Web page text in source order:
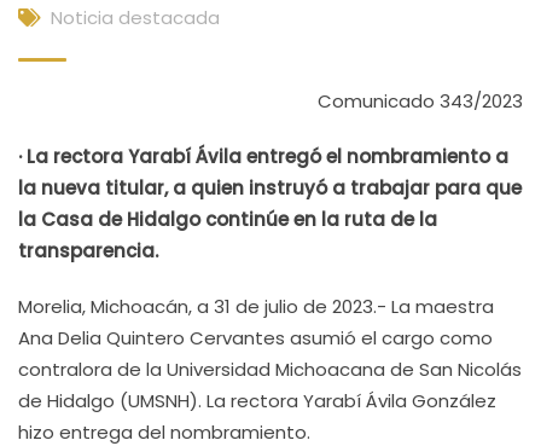
Noticia destacada
Comunicado 343/2023
· La rectora Yarabí Ávila entregó el nombramiento a
la nueva titular, a quien instruyó a trabajar para que
la Casa de Hidalgo continúe en la ruta de la
transparencia.
Morelia, Michoacán, a 31 de julio de 2023.- La maestra
Ana Delia Quintero Cervantes asumió el cargo como
contralora de la Universidad Michoacana de San Nicolás
de Hidalgo (UMSNH). La rectora Yarabí Ávila González
hizo entrega del nombramiento.